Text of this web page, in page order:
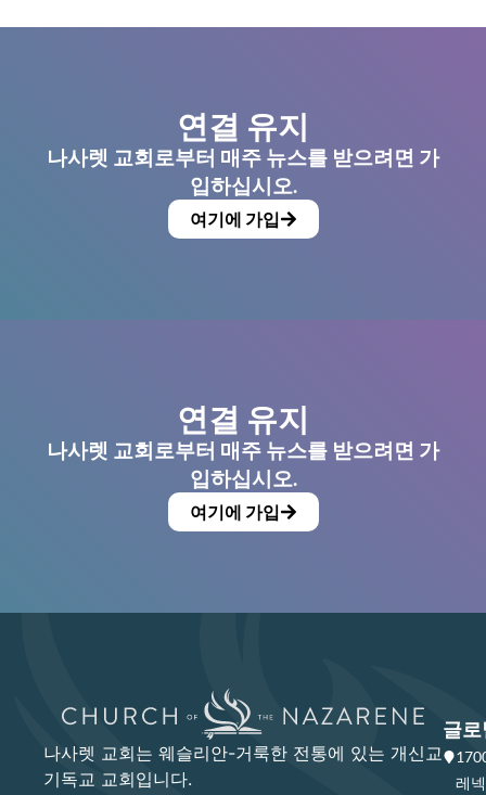
연결 유지
나사렛 교회로부터 매주 뉴스를 받으려면 가
입하십시오.
여기에 가입
연결 유지
나사렛 교회로부터 매주 뉴스를 받으려면 가
입하십시오.
여기에 가입
나사렛 교회는 웨슬리안-거룩한 전통에 있는 개신교
기독교 교회입니다.
글로
레